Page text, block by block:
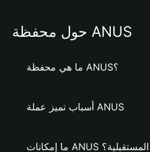
حول محفظة ANUS
ما هي محفظة ANUS؟
أسباب تميز عملة ANUS
ما إمكانات ANUS المستقبلية؟